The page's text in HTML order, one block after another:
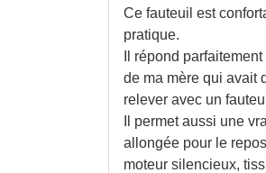
Ce fauteuil est
pratique.
Il répond
de ma mère qui avait
relever avec un
Il permet aussi une
allongée pour le repos
moteur silencieux,